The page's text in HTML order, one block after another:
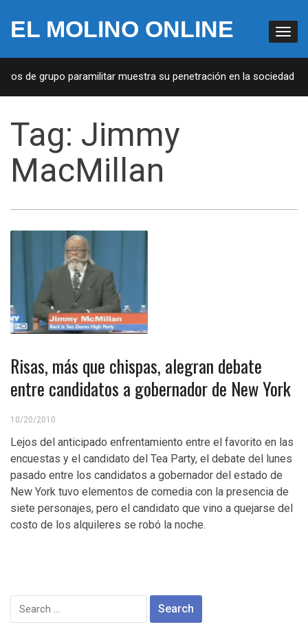
EL MOLINO ONLINE
de grupo paramilitar muestra su penetración en la sociedad
Tag: Jimmy
MacMillan
Risas, más que chispas, alegran debate
entre candidatos a gobernador de New York
10/20/2010
Lejos del anticipado enfrentamiento entre el favorito en las
encuestas y el candidato del Tea Party, el debate del lunes
pasado entre los candidatos a gobernador del estado de
New York tuvo elementos de comedia con la presencia de
siete personajes, pero el candidato que vino a quejarse del
costo de los alquileres se robó la noche.
Search
for: